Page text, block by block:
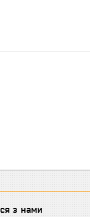
з нами